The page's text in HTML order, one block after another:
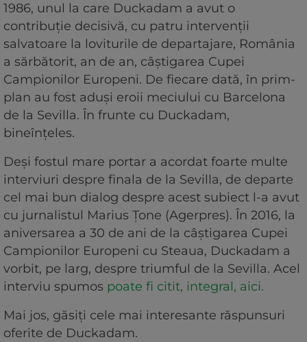
1986, unul la care Duckadam a avut o
contribuție decisivă, cu patru intervenții
salvatoare la loviturile de departajare, România
a sărbătorit, an de an, câștigarea Cupei
Campionilor Europeni. De fiecare dată, în prim-
plan au fost aduși eroii meciului cu Barcelona
de la Sevilla. În frunte cu Duckadam,
bineînțeles.
Deși fostul mare portar a acordat foarte multe
interviuri despre finala de la Sevilla, de departe
cel mai bun dialog despre acest subiect l-a avut
cu jurnalistul Marius Țone (Agerpres). În 2016, la
aniversarea a 30 de ani de la câştigarea Cupei
Campionilor Europeni cu Steaua, Duckadam a
vorbit, pe larg, despre triumful de la Sevilla. Acel
interviu spumos poate fi citit, integral, aici.
Mai jos, găsiți cele mai interesante răspunsuri
oferite de Duckadam.